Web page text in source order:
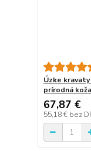
Úzke
prírodná
67,87 €
55,18 € bez